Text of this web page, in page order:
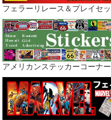
フェラーリレース＆プレイセ
アメリカンステッカーコーナー